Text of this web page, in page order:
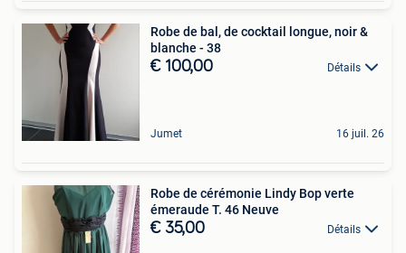
Robe de bal, de cocktail longue, noir &
blanche - 38
€ 100,00 Détails
Jumet 16 juil. 26
Robe de cérémonie Lindy Bop verte
émeraude T. 46 Neuve
€ 35,00 Détails